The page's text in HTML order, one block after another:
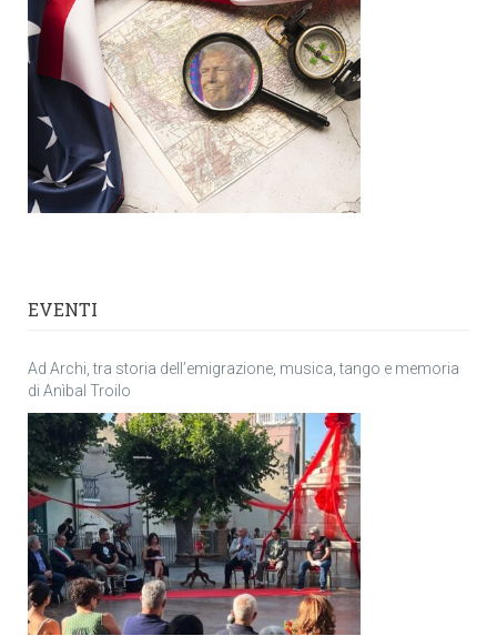
EVENTI
Ad Archi, tra storia dell’emigrazione, musica, tango e memoria
di Anìbal Troilo